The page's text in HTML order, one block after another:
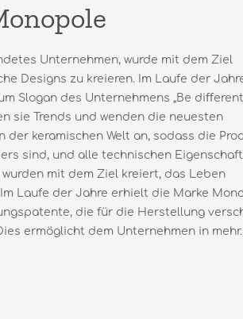
Unternehmen, wurde mit dem Ziel
Designs zu kreieren. Im Laufe der
Slogan des Unternehmens „Be diﬀerent
sie Trends und wenden die neuesten
der keramischen Welt an, sodass die
sind, und alle technischen
mit dem Ziel kreiert, das Leben
Laufe der Jahre erhielt die Marke
die für die Herstellung
ermöglicht dem Unternehmen in